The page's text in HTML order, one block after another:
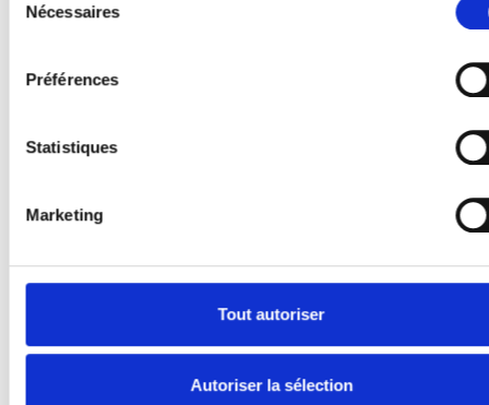
Nécessaires
Préférences
Statistiques
Marketing
Tout autoriser
Autoriser la sélection